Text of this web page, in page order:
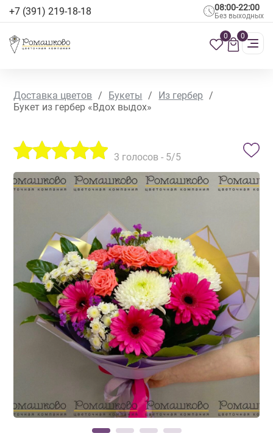
+7 (391) 219-18-18 08:00-22:00
Без выходных
0 0
Доставка цветов / Букеты / Из гербер /
Букет из гербер «Вдох выдох»
3 голосов - 5/5